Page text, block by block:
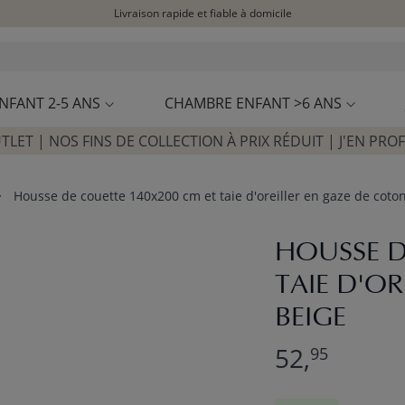
Livraison rapide et fiable à domicile
2-5 ANS CHAMBRE ENFANT >6 ANS
| NOS FINS DE COLLECTION À PRIX RÉDUIT | J'EN
Housse de couette 140x200 cm et taie d'oreiller en gaze de
HOUSSE
TAIE
BEIGE
52,95